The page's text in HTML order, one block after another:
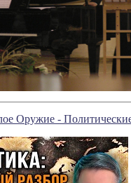
Оружие -